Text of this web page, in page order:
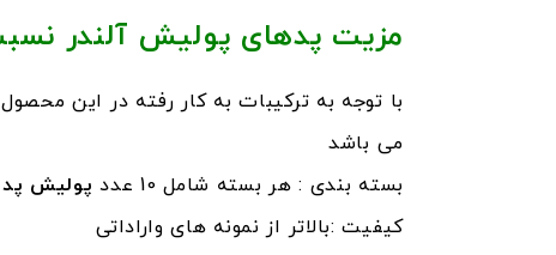
مزیت پدهای پولیش آلندر
با توجه به ترکیبات به کار رفته در این
می باشد
بسته بندی : هر بسته شامل 10 عدد
پولیش پد
کیفیت :بالاتر از نمونه های واراداتی